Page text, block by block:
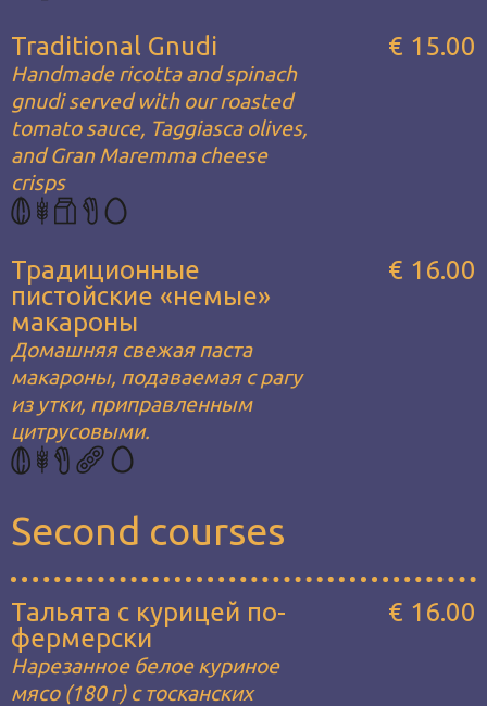
Traditional Gnudi
Handmade ricotta and spinach
gnudi served with our roasted
tomato sauce, Taggiasca olives,
and Gran Maremma cheese
crisps
€ 15.00
Традиционные
пистойские «немые»
макароны
Домашняя свежая паста
макароны, подаваемая с рагу
из утки, приправленным
цитрусовыми.
€ 16.00
Second courses
Тальята с курицей по-
фермерски
Нарезанное белое куриное
мясо (180 г) с тосканских
€ 16.00